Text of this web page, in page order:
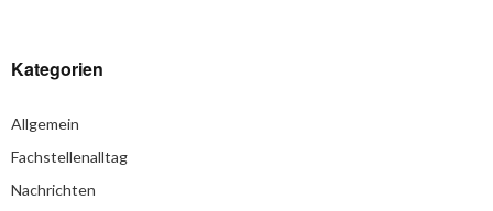
Kategorien
Allgemein
Fachstellenalltag
Nachrichten